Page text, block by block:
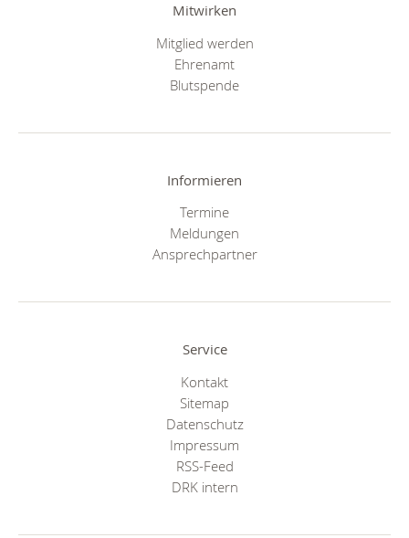
Mitwirken
Mitglied werden
Ehrenamt
Blutspende
Informieren
Termine
Meldungen
Ansprechpartner
Service
Kontakt
Sitemap
Datenschutz
Impressum
RSS-Feed
DRK intern